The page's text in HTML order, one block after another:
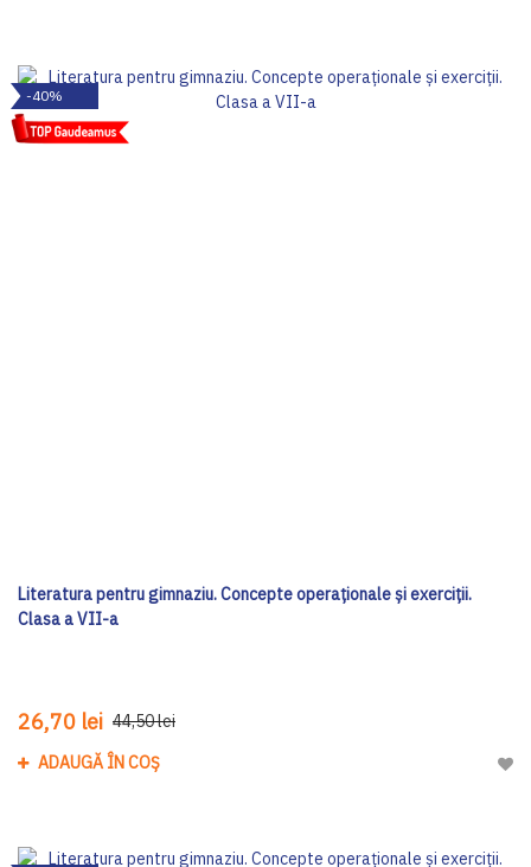
-40%
Literatura pentru gimnaziu. Concepte operaționale și exerciții.
Clasa a VII-a
26,70 lei 44,50 lei
ADAUGĂ ÎN COȘ